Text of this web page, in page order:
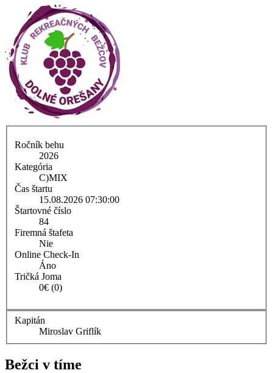
Ročník behu
2026
Kategória
C)MIX
Čas štartu
15.08.2026 07:30:00
Štartovné číslo
84
Firemná štafeta
Nie
Online Check-In
Áno
Tričká Joma
0€ (0)
Kapitán
Miroslav Griflík
Bežci v tíme